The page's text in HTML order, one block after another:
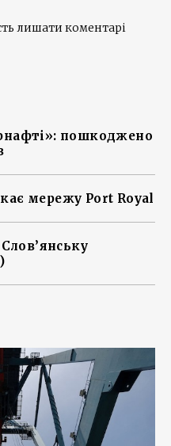
лишати коментарі
пошкоджено
мережу Port Royal